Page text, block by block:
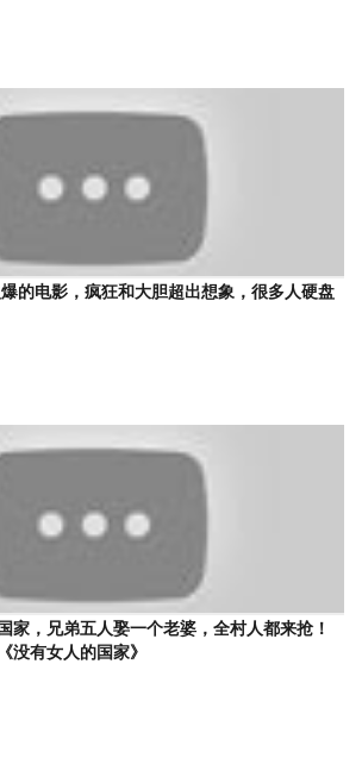
的电影，疯狂和大胆超出想象，很多人硬盘
家，兄弟五人娶一个老婆，全村人都来抢！
没有女人的国家》